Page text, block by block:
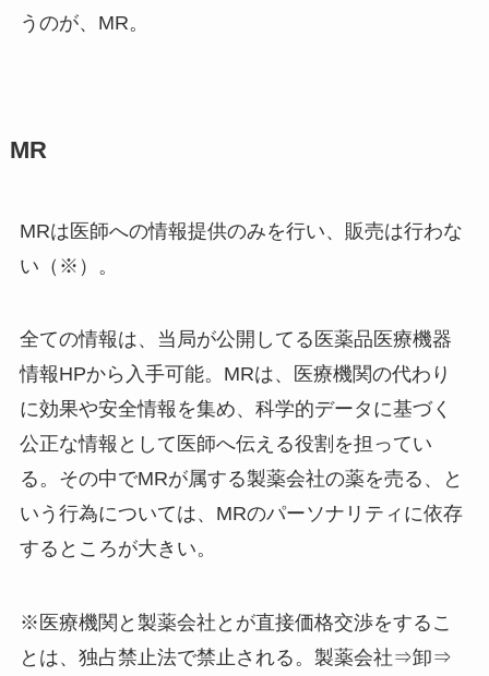
うのが、MR。
MR
MRは医師への情報提供のみを行い、販売は行わな
い（※）。
全ての情報は、当局が公開してる医薬品医療機器
情報HPから入手可能。MRは、医療機関の代わり
に効果や安全情報を集め、科学的データに基づく
公正な情報として医師へ伝える役割を担ってい
る。その中でMRが属する製薬会社の薬を売る、と
いう行為については、MRのパーソナリティに依存
するところが大きい。
※医療機関と製薬会社とが直接価格交渉をするこ
とは、独占禁止法で禁止される。製薬会社⇒卸⇒